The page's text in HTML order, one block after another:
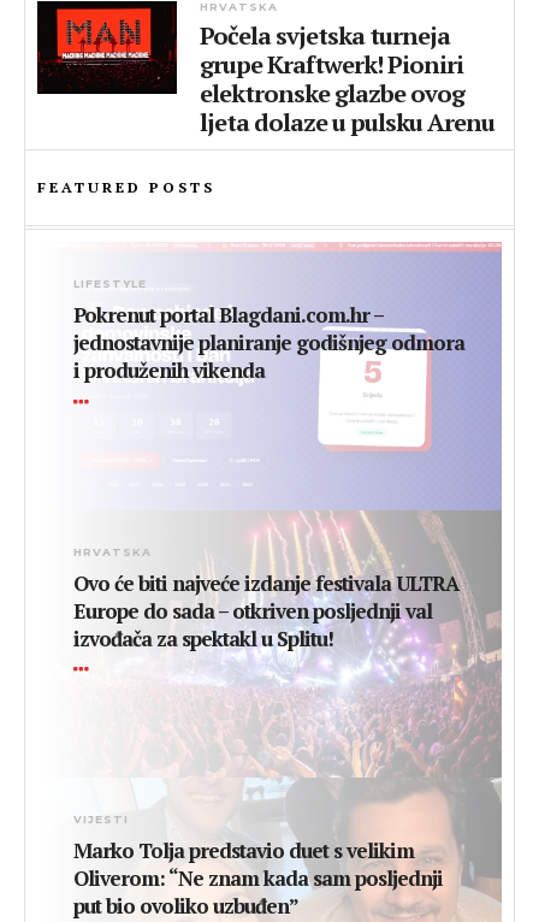
HRVATSKA
Počela svjetska turneja
grupe Kraftwerk! Pioniri
elektronske glazbe ovog
ljeta dolaze u pulsku Arenu
FEATURED POSTS
LIFESTYLE
Pokrenut portal Blagdani.com.hr –
jednostavnije planiranje godišnjeg odmora
i produženih vikenda
HRVATSKA
Ovo će biti najveće izdanje festivala ULTRA
Europe do sada – otkriven posljednji val
izvođača za spektakl u Splitu!
VIJESTI
Marko Tolja predstavio duet s velikim
Oliverom: “Ne znam kada sam posljednji
put bio ovoliko uzbuđen”